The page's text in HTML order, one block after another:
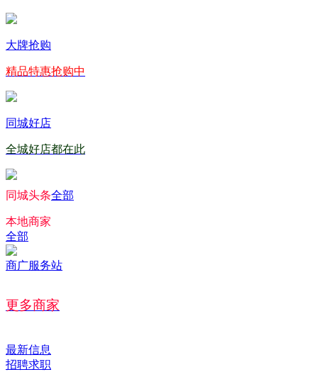
大牌抢购
精品特惠抢购中
同城好店
全城好店都在此
同城头条全部
本地商家
全部
商广服务站
更多商家
最新信息
招聘求职